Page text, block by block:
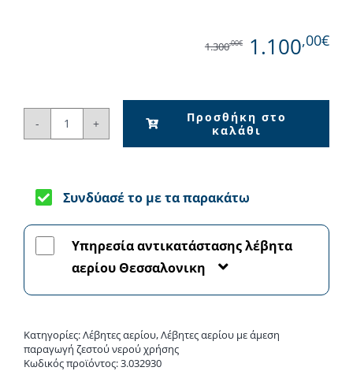
1.100,00€
1.300,00€
Immergas
V2
Λέβητας
αερίου
Προσθήκη στο
καλάθι
Συνδύασέ το με τα παρακάτω
Υπηρεσία αντικατάστασης λέβητα
αερίου Θεσσαλονικη
Κατηγορίες:Λέβητες αερίου,Λέβητες αερίου με άμεση
παραγωγή ζεστού νερού χρήσης
Κωδικός προϊόντος:3.032930